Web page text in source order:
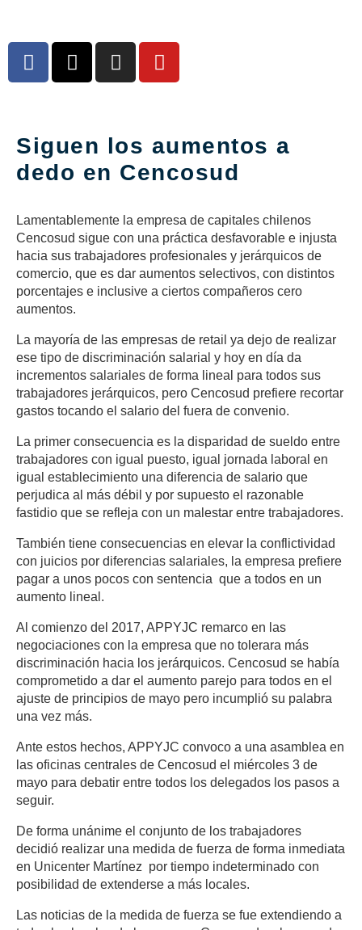
Siguen los aumentos a
dedo en Cencosud
Lamentablemente la empresa de capitales chilenos
Cencosud sigue con una práctica desfavorable e injusta
hacia sus trabajadores profesionales y jerárquicos de
comercio, que es dar aumentos selectivos, con distintos
porcentajes e inclusive a ciertos compañeros cero
aumentos.
La mayoría de las empresas de retail ya dejo de realizar
ese tipo de discriminación salarial y hoy en día da
incrementos salariales de forma lineal para todos sus
trabajadores jerárquicos, pero Cencosud prefiere recortar
gastos tocando el salario del fuera de convenio.
La primer consecuencia es la disparidad de sueldo entre
trabajadores con igual puesto, igual jornada laboral en
igual establecimiento una diferencia de salario que
perjudica al más débil y por supuesto el razonable
fastidio que se refleja con un malestar entre trabajadores.
También tiene consecuencias en elevar la conflictividad
con juicios por diferencias salariales, la empresa prefiere
pagar a unos pocos con sentencia que a todos en un
aumento lineal.
Al comienzo del 2017, APPYJC remarco en las
negociaciones con la empresa que no tolerara más
discriminación hacia los jerárquicos. Cencosud se había
comprometido a dar el aumento parejo para todos en el
ajuste de principios de mayo pero incumplió su palabra
una vez más.
Ante estos hechos, APPYJC convoco a una asamblea en
las oficinas centrales de Cencosud el miércoles 3 de
mayo para debatir entre todos los delegados los pasos a
seguir.
De forma unánime el conjunto de los trabajadores
decidió realizar una medida de fuerza de forma inmediata
en Unicenter Martínez por tiempo indeterminado con
posibilidad de extenderse a más locales.
Las noticias de la medida de fuerza se fue extendiendo a